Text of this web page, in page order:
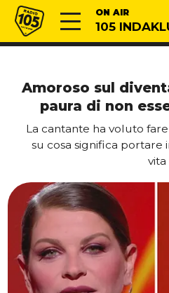
Vai al contenuto
Radio 105 ON AIR
105
Amoroso sul
paura di non
La cantante ha voluto
su cosa significa portare
vita